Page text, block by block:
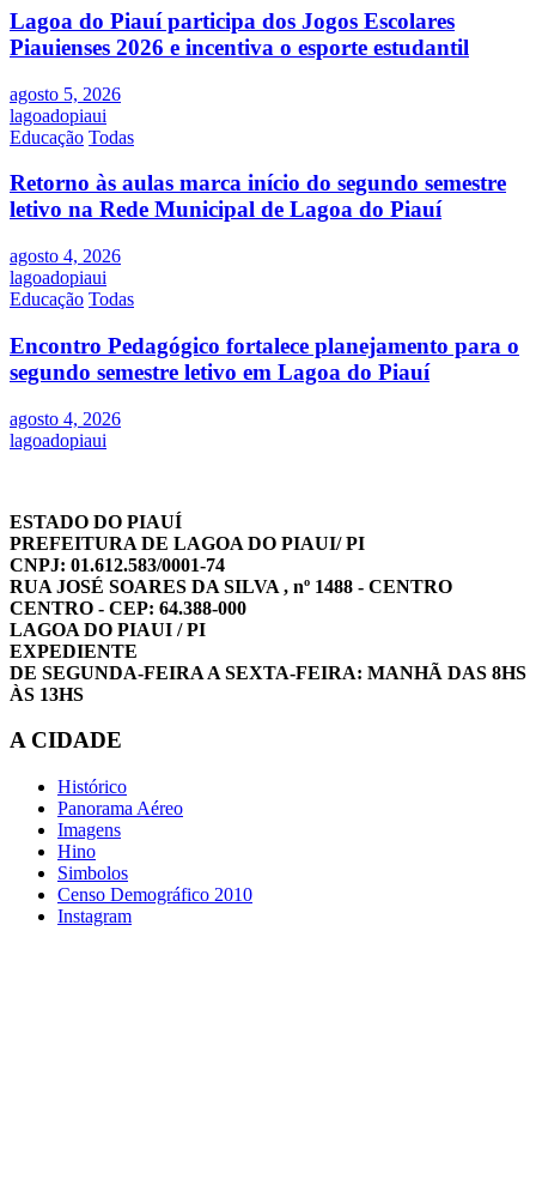
Lagoa do Piauí participa dos Jogos Escolares
Piauienses 2026 e incentiva o esporte estudantil
agosto 5, 2026
lagoadopiaui
Educação Todas
Retorno às aulas marca início do segundo semestre
letivo na Rede Municipal de Lagoa do Piauí
agosto 4, 2026
lagoadopiaui
Educação Todas
Encontro Pedagógico fortalece planejamento para o
segundo semestre letivo em Lagoa do Piauí
agosto 4, 2026
lagoadopiaui
ESTADO DO PIAUÍ
PREFEITURA DE LAGOA DO PIAUI/ PI
CNPJ: 01.612.583/0001-74
RUA JOSÉ SOARES DA SILVA , nº 1488 - CENTRO
CENTRO - CEP: 64.388-000
LAGOA DO PIAUI / PI
EXPEDIENTE
DE SEGUNDA-FEIRA A SEXTA-FEIRA: MANHÃ DAS 8HS
ÀS 13HS
A CIDADE
Histórico
Panorama Aéreo
Imagens
Hino
Simbolos
Censo Demográfico 2010
Instagram